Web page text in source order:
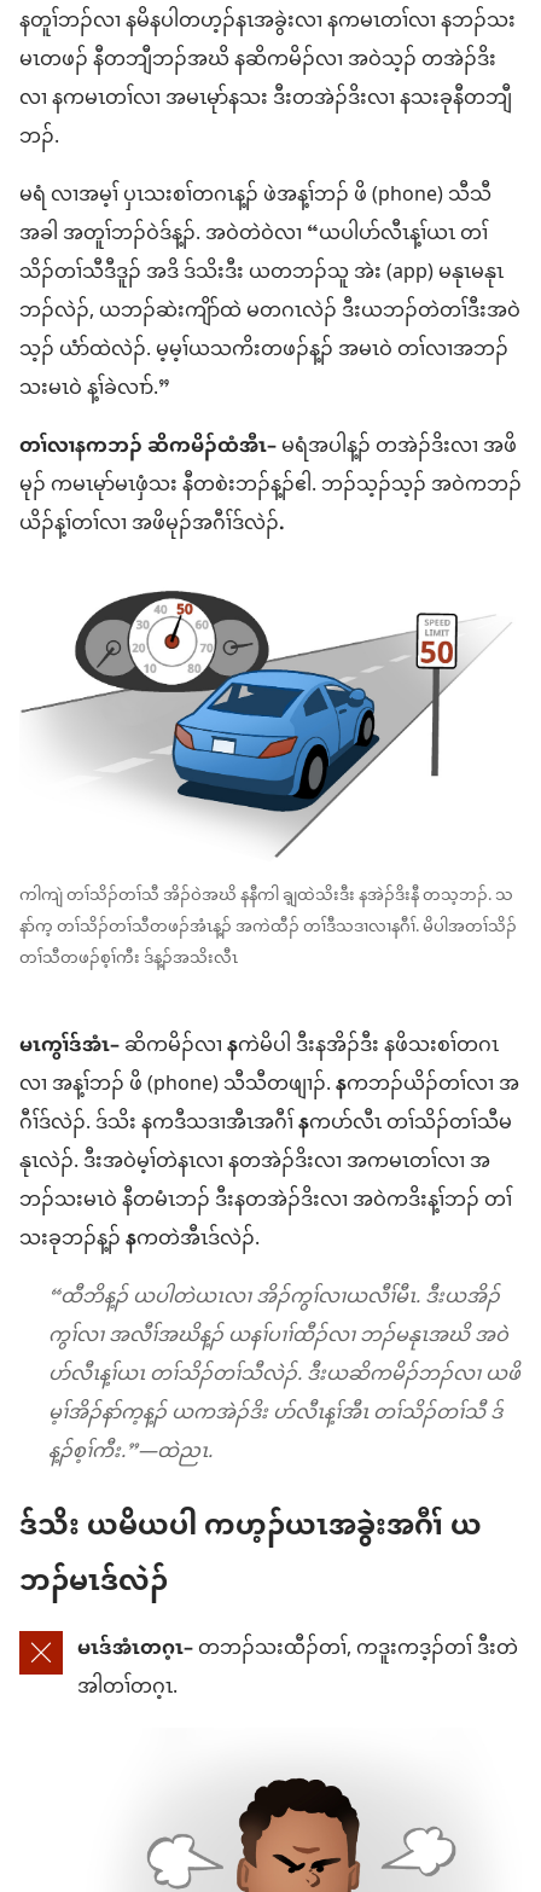
နတူၢ်ဘၣ်လၢ နမိနပါတဟ့ၣ်နၤအခွဲးလၢ နကမၤတၢ်လၢ နဘၣ်သး
မၤတဖၣ် နီတဘျီဘၣ်အဃိ နဆိကမိၣ်လၢ အဝဲသ့ၣ် တအဲၣ်ဒိး
လၢ နကမၤတၢ်လၢ အမၤမုာ်နသး ဒီးတအဲၣ်ဒိးလၢ နသးခုနီတဘျီ
ဘၣ်.
မရံ လၢအမ့ၢ် ပှၤသးစၢ်တဂၤန့ၣ် ဖဲအန့ၢ်ဘၣ် ဖိ (phone) သီသီ
အခါ အတူၢ်ဘၣ်ဝဲဒ်န့ၣ်. အဝဲတဲဝဲလၢ “ယပါပာ်လီၤန့ၢ်ယၤ တၢ်
သိၣ်တၢ်သီဒီဒူၣ် အဒိ ဒ်သိးဒီး ယတဘၣ်သူ အဲး (app) မနုၤမနုၤ
ဘၣ်လဲၣ်, ယဘၣ်ဆဲးကျိာ်ထဲ မတဂၤလဲၣ် ဒီးယဘၣ်တဲတၢ်ဒီးအဝဲ
သ့ၣ် ယံာ်ထဲလဲၣ်. မ့မ့ၢ်ယသကိးတဖၣ်န့ၣ် အမၤဝဲ တၢ်လၢအဘၣ်
သးမၤဝဲ န့ၢ်ခဲလၢာ်.”
တၢ်လၢနကဘၣ် ဆိကမိၣ်ထံအီၤ–မရံအပါန့ၣ် တအဲၣ်ဒိးလၢ အဖိ
မုၣ် ကမၤမုာ်မၤဖှံသး နီတစဲးဘၣ်န့ၣ်ဧါ. ဘၣ်သ့ၣ်သ့ၣ် အဝဲကဘၣ်
ယိၣ်န့ၢ်တၢ်လၢ အဖိမုၣ်အဂီၢ်ဒ်လဲၣ်.
ကါကျဲ တၢ်သိၣ်တၢ်သီ အိၣ်ဝဲအဃိ နနီကါ ချ့ထဲသိးဒီး နအဲၣ်ဒိးနီ တသ့ဘၣ်. သ
နာ်က့ တၢ်သိၣ်တၢ်သီတဖၣ်အံၤန့ၣ် အကဲထီၣ် တၢ်ဒီသဒၢလၢနဂီၢ်. မိပါအတၢ်သိၣ်
တၢ်သီတဖၣ်စ့ၢ်ကီး ဒ်န့ၣ်အသိးလီၤ
မၤကွၢ်ဒ်အံၤ–ဆိကမိၣ်လၢနကဲမိပါ ဒီးနအိၣ်ဒီး နဖိသးစၢ်တဂၤ
လၢ အန့ၢ်ဘၣ် ဖိ (phone) သီသီတဖျၢၣ်.နကဘၣ်ယိၣ်တၢ်လၢ အ
ဂီၢ်ဒ်လဲၣ်. ဒ်သိး နကဒီသဒၢအီၤအဂီၢ်နကပာ်လီၤ တၢ်သိၣ်တၢ်သီမ
နုၤလဲၣ်. ဒီးအဝဲမ့ၢ်တဲနၤလၢ နတအဲၣ်ဒိးလၢ အကမၤတၢ်လၢ အ
ဘၣ်သးမၤဝဲ နီတမံၤဘၣ် ဒီးနတအဲၣ်ဒိးလၢ အဝဲကဒိးန့ၢ်ဘၣ် တၢ်
သးခုဘၣ်န့ၣ်နကတဲအီၤဒ်လဲၣ်.
“ထီဘိန့ၣ် ယပါတဲယၤလၢ အိၣ်ကွၢ်လၢယလီၢ်မီၤ. ဒီးယအိၣ်
ကွၢ်လၢ အလီၢ်အဃိန့ၣ် ယနၢ်ပၢၢ်ထီၣ်လၢ ဘၣ်မနုၤအဃိ အဝဲ
ပာ်လီၤန့ၢ်ယၤ တၢ်သိၣ်တၢ်သီလဲၣ်. ဒီးယဆိကမိၣ်ဘၣ်လၢ ယဖိ
မ့ၢ်အိၣ်နာ်က့န့ၣ် ယကအဲၣ်ဒိး ပာ်လီၤန့ၢ်အီၤ တၢ်သိၣ်တၢ်သီ ဒ်
န့ၣ်စ့ၢ်ကီး.”—ထဲညၤ.
ဒ်သိး ယမိယပါ ကဟ့ၣ်ယၤအခွဲးအဂီၢ် ယ
ဘၣ်မၤဒ်လဲၣ်
မၤဒ်အံၤတဂ့ၤ–တဘၣ်သးထီၣ်တၢ်, ကဒူးကဒ့ၣ်တၢ် ဒီးတဲ
အါတၢ်တဂ့ၤ.